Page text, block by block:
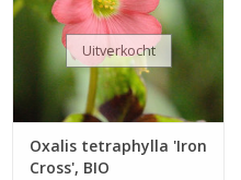
Uitverkocht
Oxalis tetraphylla 'Iron
Cross', BIO